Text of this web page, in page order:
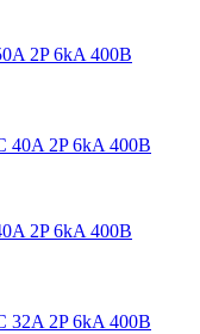
2P 6kA 400В
2P 6kA 400В